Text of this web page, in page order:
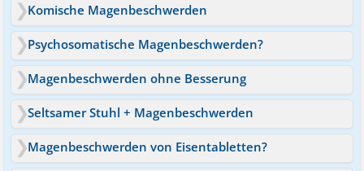
Komische Magenbeschwerden
Psychosomatische Magenbeschwerden?
Magenbeschwerden ohne Besserung
Seltsamer Stuhl + Magenbeschwerden
Magenbeschwerden von Eisentabletten?